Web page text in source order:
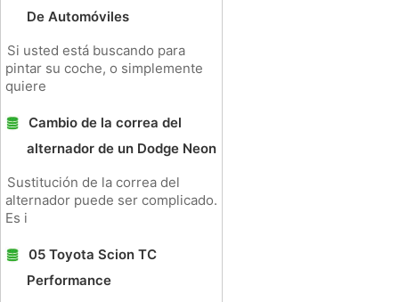
De Automóviles
Si usted está buscando para
pintar su coche, o simplemente
quiere
Cambio de la correa del
alternador de un Dodge Neon
Sustitución de la correa del
alternador puede ser complicado.
Es i
05 Toyota Scion TC
Performance